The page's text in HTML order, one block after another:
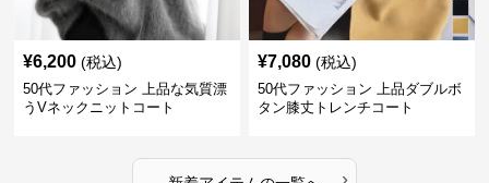
¥6,200 (税込)
50代ファッション 上品な気質漂
うVネックニットコート
¥7,080 (税込)
50代ファッション 上品ダブルボ
タン膝丈トレンチコート
›